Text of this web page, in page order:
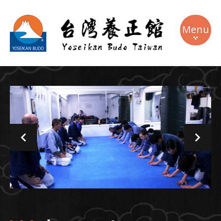
Menu
關於本館
課程介紹
教練團隊
週邊商品
最新消息
連絡我們